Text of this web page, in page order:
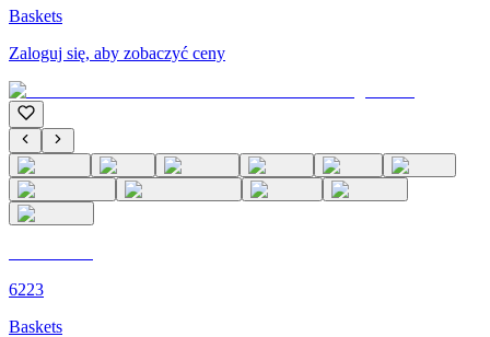
Baskets
Zaloguj się, aby zobaczyć ceny
6223
Baskets